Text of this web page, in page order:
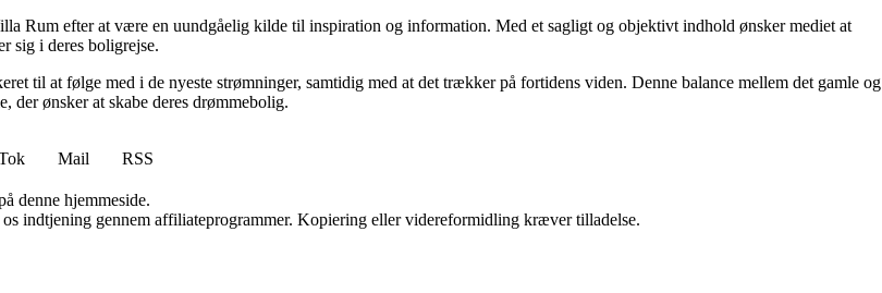
Rum efter at være en uundgåelig kilde til inspiration og information. Med et sagligt og objektivt indhold ønsker mediet at
sig i deres boligrejse.
til at følge med i de nyeste strømninger, samtidig med at det trækker på fortidens viden. Denne balance mellem det gamle og
der ønsker at skabe deres drømmebolig.
Mail
RSS
denne hjemmeside.
indtjening gennem affiliateprogrammer. Kopiering eller videreformidling kræver tilladelse.